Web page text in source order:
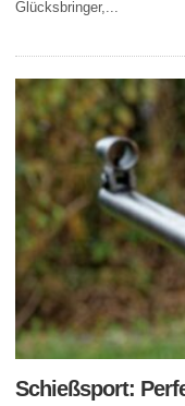
Glücksbringer,...
Schießsport: